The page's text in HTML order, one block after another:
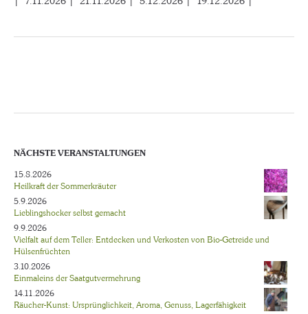
NÄCHSTE VERANSTALTUNGEN
15.8.2026
Heilkraft der Sommerkräuter
5.9.2026
Lieblingshocker selbst gemacht
9.9.2026
Vielfalt auf dem Teller: Entdecken und Verkosten von Bio-Getreide und
Hülsenfrüchten
3.10.2026
Einmaleins der Saatgutvermehrung
14.11.2026
Räucher-Kunst: Ursprünglichkeit, Aroma, Genuss, Lagerfähigkeit